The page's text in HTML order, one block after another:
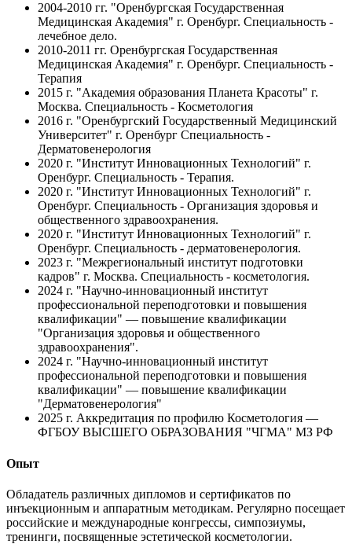
2004-2010 гг. "Оренбургская Государственная
Медицинская Академия" г. Оренбург. Специальность -
лечебное дело.
2010-2011 гг. Оренбургская Государственная
Медицинская Академия" г. Оренбург. Специальность -
Терапия
2015 г. "Академия образования Планета Красоты" г.
Москва. Специальность - Косметология
2016 г. "Оренбургский Государственный Медицинский
Университет" г. Оренбург Специальность -
Дерматовенерология
2020 г. "Институт Инновационных Технологий" г.
Оренбург. Специальность - Терапия.
2020 г. "Институт Инновационных Технологий" г.
Оренбург. Специальность - Организация здоровья и
общественного здравоохранения.
2020 г. "Институт Инновационных Технологий" г.
Оренбург. Специальность - дерматовенерология.
2023 г. "Межрегиональный институт подготовки
кадров" г. Москва. Специальность - косметология.
2024 г. "Научно-инновационный институт
профессиональной переподготовки и повышения
квалификации" — повышение квалификации
"Организация здоровья и общественного
здравоохранения".
2024 г. "Научно-инновационный институт
профессиональной переподготовки и повышения
квалификации" — повышение квалификации
"Дерматовенерология"
2025 г. Аккредитация по профилю Косметология —
ФГБОУ ВЫСШЕГО ОБРАЗОВАНИЯ "ЧГМА" МЗ РФ
Опыт
Обладатель различных дипломов и сертификатов по
инъекционным и аппаратным методикам. Регулярно посещает
российские и международные конгрессы, симпозиумы,
тренинги, посвященные эстетической косметологии.